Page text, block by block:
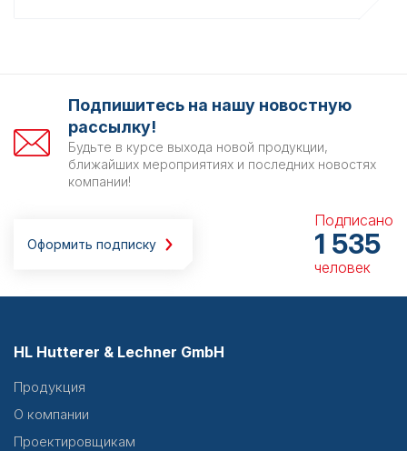
Подпишитесь на нашу новостную
рассылку!
Будьте в курсе выхода новой продукции,
ближайших мероприятиях и последних новостях
компании!
Оформить подписку
Подписано
1 535
человек
HL Hutterer & Lechner GmbH
Продукция
О компании
Проектировщикам